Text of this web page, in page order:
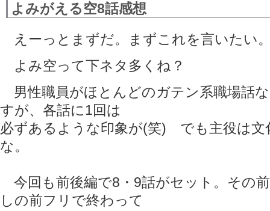
よみがえる空8話感想
えーっとまずだ。まずこれを言いたい
よみ空って下ネタ多くね？
男性職員がほとんどのガテン系職場話
すが、各話に1回は
必ずあるような印象が(笑) でも主役は文
な。
今回も前後編で8・9話がセット。その
しの前フリで終わって